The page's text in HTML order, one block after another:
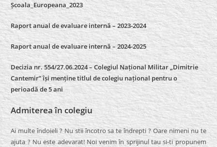
Școala_Europeana_2023
Raport anual de evaluare internă – 2023-2024
Raport anual de evaluare internă –2024-2025
Decizia nr. 554/27.06.2024 – Colegiul Național Militar „Dimitrie
Cantemir” își menține titlul de colegiu național pentru o
perioadă de 5 ani
Admiterea în colegiu
Ai multe îndoieli ? Nu stii încotro sa te îndrepti ? Oare nimeni nu te
ajuta ? Nu este adevarat! Noi venim în sprijinul tau si-ti propunem